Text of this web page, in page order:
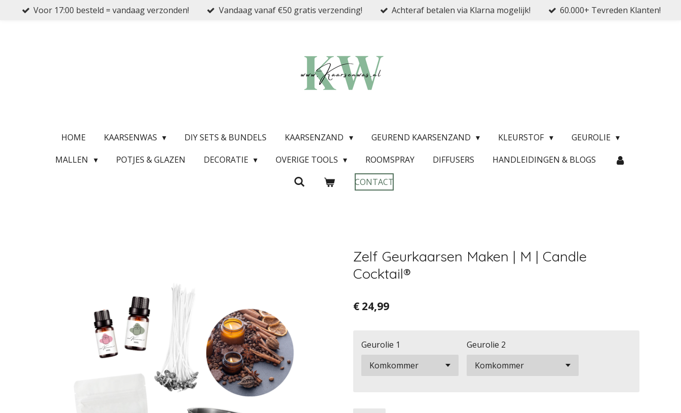
Voor 17:00 besteld = vandaag verzonden! Vandaag vanaf €50 gratis verzending! Achteraf betalen via Klarna mogelijk! 60.000+ Tevreden Klanten!
HOME KAARSENWAS DIY SETS & BUNDELS KAARSENZAND GEUREND KAARSENZAND KLEURSTOF
GEUROLIE
MALLEN
POTJES & GLAZEN DECORATIE OVERIGE TOOLS ROOMSPRAY DIFFUSERS
HANDLEIDINGEN & BLOGS
CONTACT
Zelf Geurkaarsen Maken | M | Candle
Cocktail®
€ 24,99
Geurolie 1 Geurolie 2